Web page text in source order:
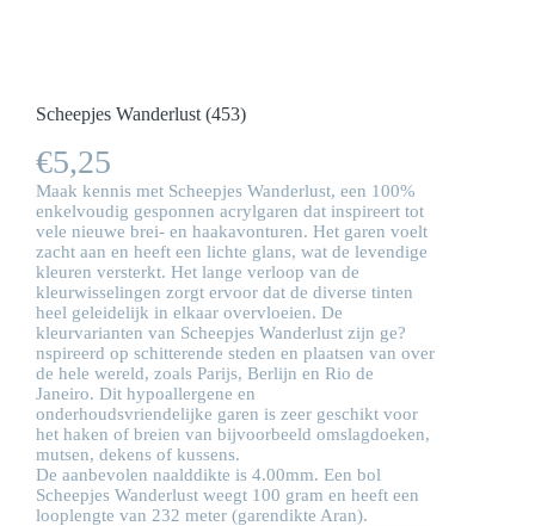
Scheepjes Wanderlust (453)
€5,25
Maak kennis met Scheepjes Wanderlust, een 100%
enkelvoudig gesponnen acrylgaren dat inspireert tot
vele nieuwe brei- en haakavonturen. Het garen voelt
zacht aan en heeft een lichte glans, wat de levendige
kleuren versterkt. Het lange verloop van de
kleurwisselingen zorgt ervoor dat de diverse tinten
heel geleidelijk in elkaar overvloeien. De
kleurvarianten van Scheepjes Wanderlust zijn ge?
nspireerd op schitterende steden en plaatsen van over
de hele wereld, zoals Parijs, Berlijn en Rio de
Janeiro. Dit hypoallergene en
onderhoudsvriendelijke garen is zeer geschikt voor
het haken of breien van bijvoorbeeld omslagdoeken,
mutsen, dekens of kussens.
De aanbevolen naalddikte is 4.00mm. Een bol
Scheepjes Wanderlust weegt 100 gram en heeft een
looplengte van 232 meter (garendikte Aran).